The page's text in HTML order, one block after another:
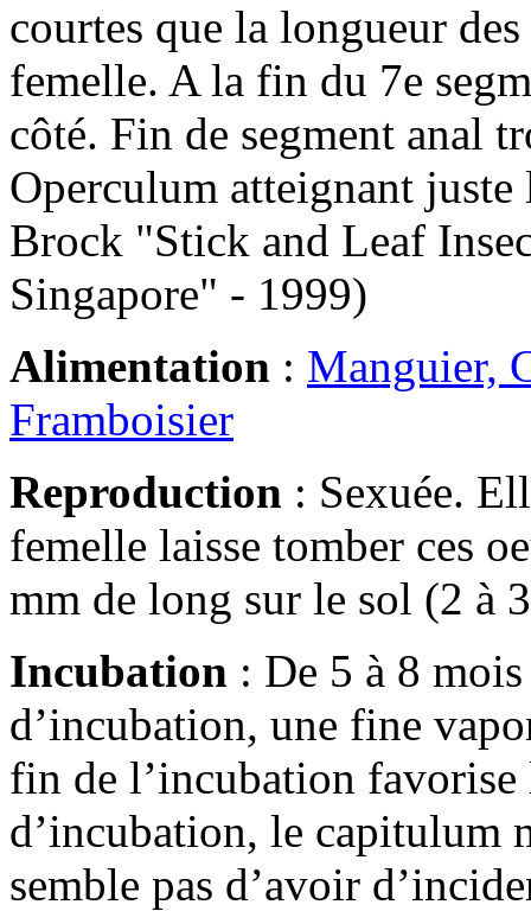
courtes que la longueur
femelle. A la fin du 7e
côté. Fin de segment anal
Operculum atteignant
Brock "Stick and Leaf
Singapore" - 1999)
Alimentation : Manguier,
Framboisier
Reproduction : Sexuée.
femelle laisse tomber ces
mm de long sur le sol (2 à
Incubation : De 5 à 8
d’incubation, une fine
fin de l’incubation favorise
d’incubation, le capitulum
semble pas d’avoir